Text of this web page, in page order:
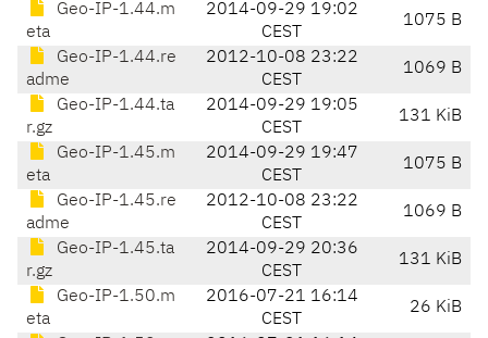
Geo-IP-1.44.m
eta
2014-09-29 19:02
CEST
1075 B
Geo-IP-1.44.re
adme
2012-10-08 23:22
CEST
1069 B
Geo-IP-1.44.ta
r.gz
2014-09-29 19:05
CEST
131 KiB
Geo-IP-1.45.m
eta
2014-09-29 19:47
CEST
1075 B
Geo-IP-1.45.re
adme
2012-10-08 23:22
CEST
1069 B
Geo-IP-1.45.ta
r.gz
2014-09-29 20:36
CEST
131 KiB
Geo-IP-1.50.m
eta
2016-07-21 16:14
CEST
26 KiB